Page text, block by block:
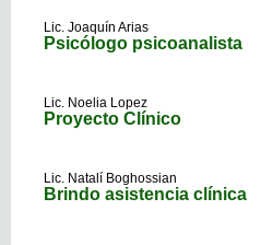
Lic. Joaquín Arias
Psicólogo psicoanalista
Lic. Noelia Lopez
Proyecto Clínico
Lic. Natalí Boghossian
Brindo asistencia clínica